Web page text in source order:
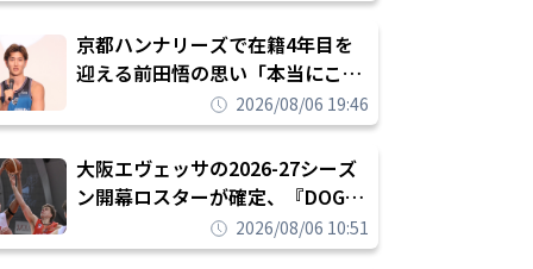
れを告げてプロ転向を決断
京都ハンナリーズで在籍4年目を
迎える前田悟の思い「本当にこの
チームで勝ちたい、負けたまま舐
められたまま終わりたくない」
2026/08/06 19:46
大阪エヴェッサの2026-27シーズ
ン開幕ロスターが確定、『DOG
FIGHT』のチームカルチャーを推
し進めて結果を求めるシーズンへ
2026/08/06 10:51